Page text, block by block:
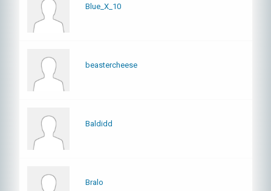
Blue_X_10
beastercheese
Baldidd
Bralo